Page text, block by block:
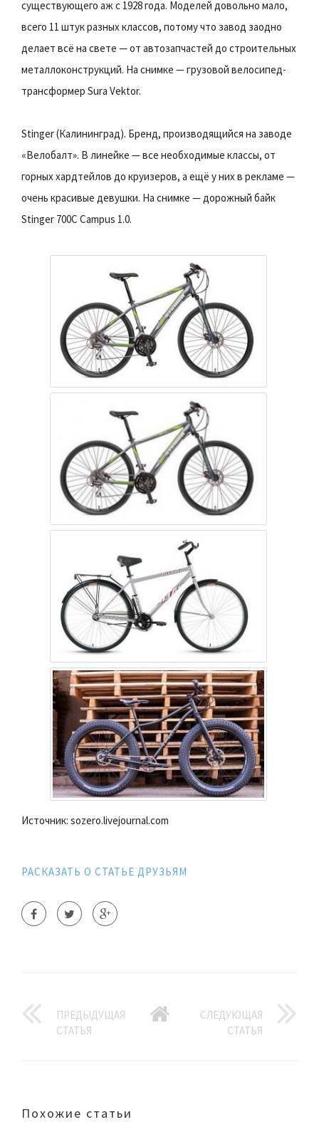
существующего аж с 1928 года. Моделей довольно мало,
всего 11 штук разных классов, потому что завод заодно
делает всё на свете — от автозапчастей до строительных
металлоконструкций. На снимке — грузовой велосипед-
трансформер Sura Vektor.
Stinger (Калининград). Бренд, производящийся на заводе
«Велобалт». В линейке — все необходимые классы, от
горных хардтейлов до круизеров, а ещё у них в рекламе —
очень красивые девушки. На снимке — дорожный байк
Stinger 700C Campus 1.0.
Источник: sozero.livejournal.com
РАСКАЗАТЬ О СТАТЬЕ ДРУЗЬЯМ
ПРЕДЫДУЩАЯ
СТАТЬЯ
СЛЕДУЮЩАЯ
СТАТЬЯ
Похожие статьи